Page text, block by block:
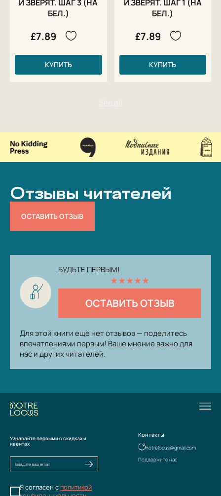
И ЗВЕРЯТ. ШАГ 3 (НА
БЕЛ.)
£7.89
КУПИТЬ
И ЗВЕРЯТ. ШАГ 1 (НА
БЕЛ.)
£7.89
КУПИТЬ
Отзывы читателей
ОСТАВИТЬ ОТЗЫВ
БУДЬТЕ ПЕРВЫМ!
★★★★★
ОСТАВИТЬ ОТЗЫВ
Для этой книги ещё нет отзывов — поделитесь
впечатлениями первым! Ваше мнение важно для
нас и других читателей.
Узнавайте первыми о скидках и
ивентах
Я согласен с политикой
Контакты
notrelocus@gmail.com
Поддержите нас